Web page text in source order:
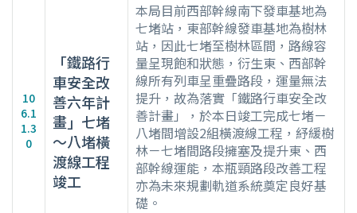
表
10
6.1
1.3
0
「鐵路行
車安全改
善六年計
畫」七堵
～八堵橫
渡線工程
竣工
本局目前西部幹線南下發車基地為
七堵站，東部幹線發車基地為樹林
站，因此七堵至樹林區間，路線容
量呈現飽和狀態，衍生東、西部幹
線所有列車呈重疊路段，運量無法
提升，故為落實「鐵路行車安全改
善計畫」，於本日竣工完成七堵－
八堵間增設2組橫渡線工程，紓緩樹
林－七堵間路段擁塞及提升東、西
部幹線運能，本瓶頸路段改善工程
亦為未來規劃軌道系統奠定良好基
礎。